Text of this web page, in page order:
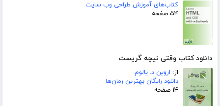
کتاب‌های آموزش طراحی وب سایت
۵۴ صفحه
دانلود کتاب وقتی نیچه گریست
از: اروین د. یالوم
دانلود رایگان بهترین رمان‌ها
۱۴ صفحه